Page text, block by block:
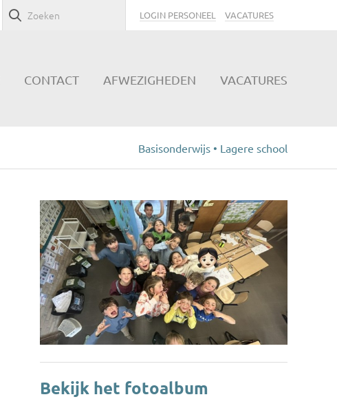
LOGIN PERSONEEL VACATURES
CONTACT AFWEZIGHEDEN VACATURES
Basisonderwijs • Lagere school
Bekijk het fotoalbum